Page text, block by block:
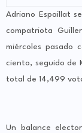
Adriano Espaillat
compatriota
miércoles pasado
ciento, seguido de
total de 14,499
Un balance